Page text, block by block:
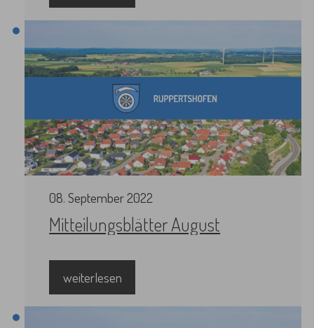
08.September2022
Mitteilungsblätter August
weiterlesen